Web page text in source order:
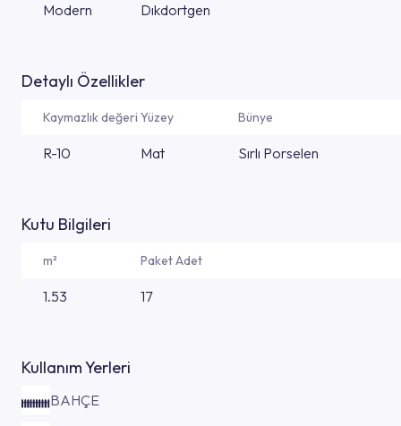
Modern Dıkdortgen
Detaylı Özellikler
Kaymazlık değeri Yüzey Bünye
R-10 Mat Sırlı Porselen
Kutu Bilgileri
m² Paket Adet
1.53 17
Kullanım Yerleri
BAHÇE